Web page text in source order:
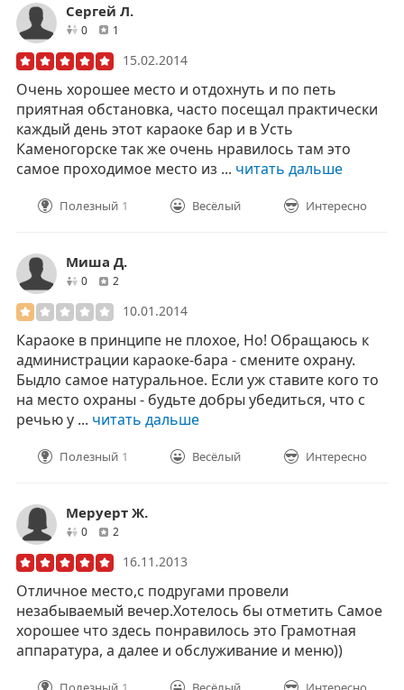
Сергей Л.
0друзей1
15.02.2014
Очень хорошее место и отдохнуть и по петь
приятная обстановка, часто посещал практически
каждый день этот караоке бар и в Усть
Каменогорске так же очень нравилось там это
самое проходимое место из ... читать дальше
Полезный 1 Весёлый Интересно
Миша Д.
0друзей
2
10.01.2014
Караоке в принципе не плохое, Но! Обращаюсь к
администрации караоке-бара - смените охрану.
Быдло самое натуральное. Если уж ставите кого то
на место охраны - будьте добры убедиться, что с
речью у ... читать дальше
Полезный 1 Весёлый Интересно
Меруерт Ж.
0друзей
2
16.11.2013
Отличное место,с подругами провели
незабываемый вечер.Хотелось бы отметить Самое
хорошее что здесь понравилось это Грамотная
аппаратура, а далее и обслуживание и меню))